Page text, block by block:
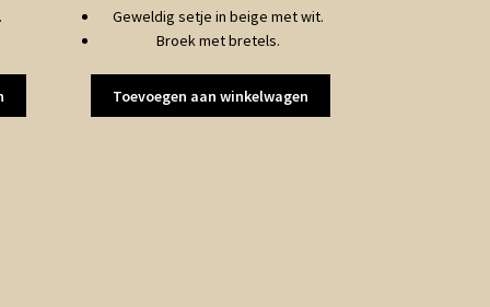
was:
€4.95.
is:
€2.47.
Geweldig setje in beige met wit.
Broek met bretels.
Toevoegen aan winkelwagen